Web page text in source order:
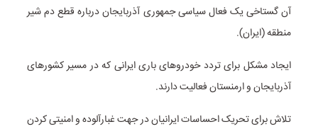
آن گستاخی یک فعال سیاسی جمهوری آذربایجان درباره قطع دم شیر
منطقه (ایران).
ایجاد مشکل برای تردد خودرو‌های باری ایرانی که در مسیر کشور‌های
آذربایجان و ارمنستان فعالیت دارند.
تلاش برای تحریک احساسات ایرانیان در جهت غبارآلوده و امنیتی کردن